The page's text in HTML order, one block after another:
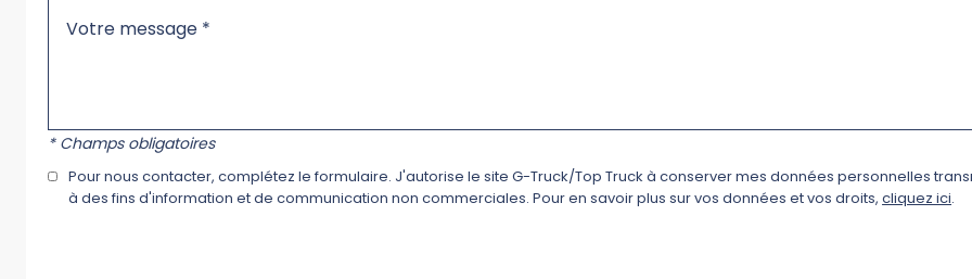
* Champs obligatoires
Pour nous contacter, complétez le formulaire. J'autorise le site G-Truck/Top Truck à conserver mes données personnelles
à des fins d'information et de communication non commerciales. Pour en savoir plus sur vos données et vos droits,cliquez ici.